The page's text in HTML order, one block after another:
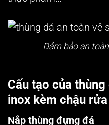
Đảm bảo an
Cấu tạo của
inox kèm chậu rửa
Nắp thùng đựng đá